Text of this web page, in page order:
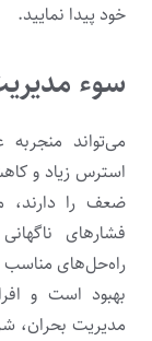
خود پیدا نمایید.
سوء
می‌تواند
استرس زیاد و
ضعف را دارند،
فشارهای
راه‌حل‌های مناسب
بهبود است و
مدیریت بحران،